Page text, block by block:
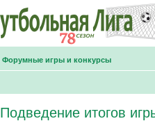
Форумные игры и конкурсы
итогов